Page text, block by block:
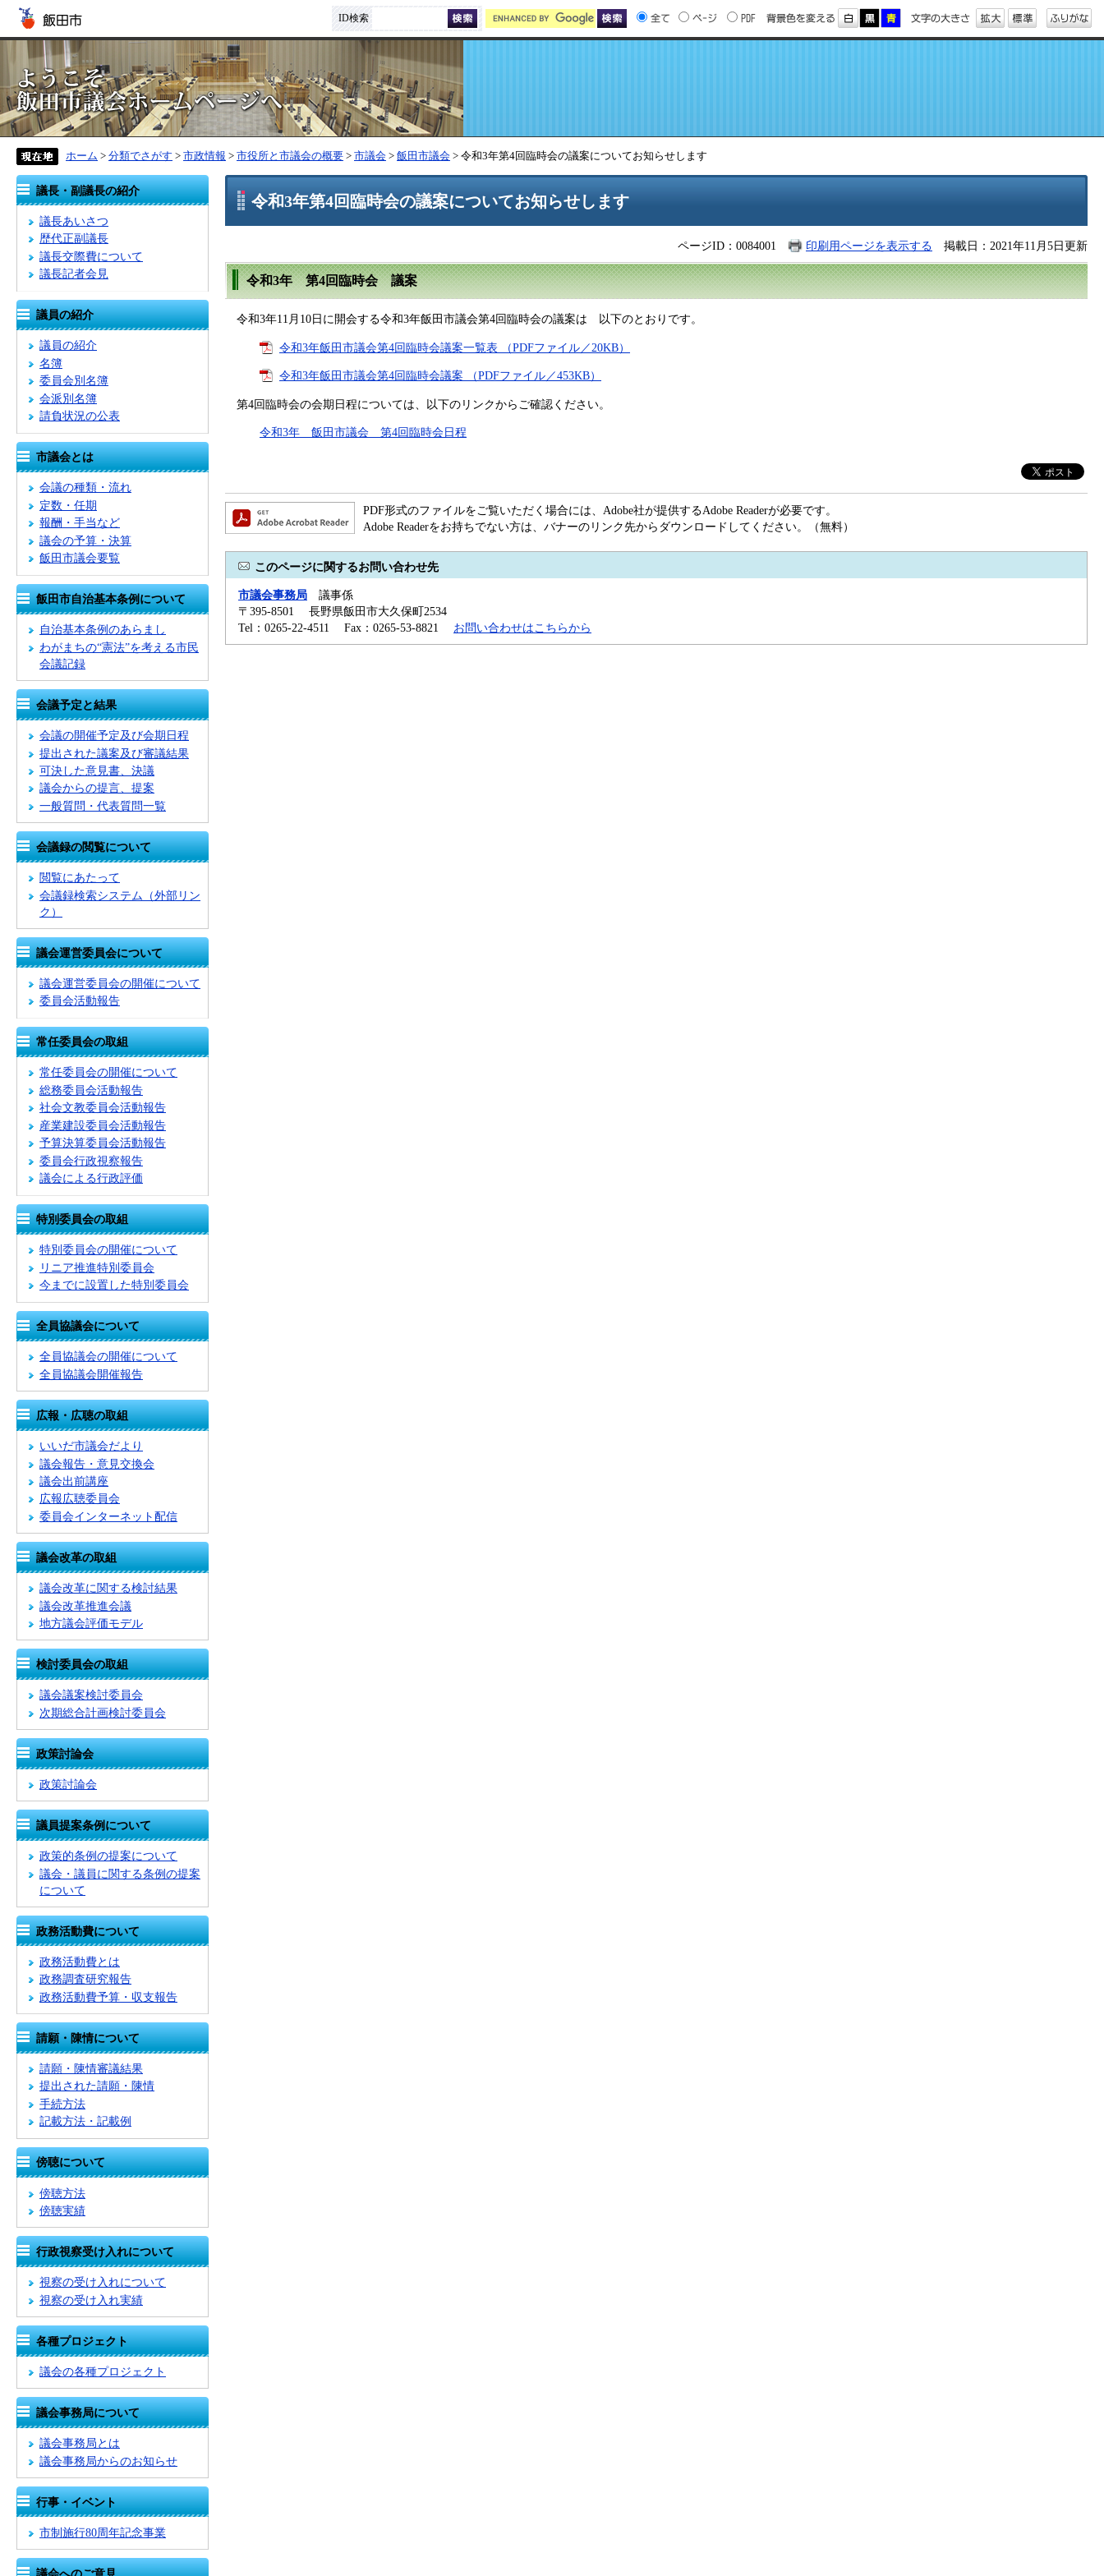
ID検索
ホーム > 分類でさがす > 市政情報 > 市役所と市議会の概要 > 市議会 > 飯田市議会 > 令和3年第4回臨時会の議案についてお知らせします
議長・副議長の紹介
議長あいさつ
歴代正副議長
議長交際費について
議長記者会見
議員の紹介
議員の紹介
名簿
委員会別名簿
会派別名簿
請負状況の公表
市議会とは
会議の種類・流れ
定数・任期
報酬・手当など
議会の予算・決算
飯田市議会要覧
飯田市自治基本条例について
自治基本条例のあらまし
わがまちの“憲法”を考える市民
会議記録
会議予定と結果
会議の開催予定及び会期日程
提出された議案及び審議結果
可決した意見書、決議
議会からの提言、提案
一般質問・代表質問一覧
会議録の閲覧について
閲覧にあたって
会議録検索システム （外部リン
ク）
議会運営委員会について
議会運営委員会の開催について
委員会活動報告
常任委員会の取組
常任委員会の開催について
総務委員会活動報告
社会文教委員会活動報告
産業建設委員会活動報告
予算決算委員会活動報告
委員会行政視察報告
議会による行政評価
特別委員会の取組
特別委員会の開催について
リニア推進特別委員会
今までに設置した特別委員会
全員協議会について
全員協議会の開催について
全員協議会開催報告
広報・広聴の取組
いいだ市議会だより
議会報告・意見交換会
議会出前講座
広報広聴委員会
委員会インターネット配信
議会改革の取組
議会改革に関する検討結果
議会改革推進会議
地方議会評価モデル
検討委員会の取組
議会議案検討委員会
次期総合計画検討委員会
政策討論会
政策討論会
議員提案条例について
政策的条例の提案について
議会・議員に関する条例の提案
について
政務活動費について
政務活動費とは
政務調査研究報告
政務活動費予算・収支報告
請願・陳情について
請願・陳情審議結果
提出された請願・陳情
手続方法
記載方法・記載例
傍聴について
傍聴方法
傍聴実績
行政視察受け入れについて
視察の受け入れについて
視察の受け入れ実績
各種プロジェクト
議会の各種プロジェクト
議会事務局について
議会事務局とは
議会事務局からのお知らせ
行事・イベント
市制施行80周年記念事業
令和3年第4回臨時会の議案についてお知らせします
ページID：0084001 印刷用ページを表示する 掲載日：2021年11月5日更新
令和3年 第4回臨時会 議案
令和3年11月10日に開会する令和3年飯田市議会第4回臨時会の議案は 以下のとおりです。
令和3年飯田市議会第4回臨時会議案一覧表 （PDFファイル／20KB）
令和3年飯田市議会第4回臨時会議案 （PDFファイル／453KB）
第4回臨時会の会期日程については、以下のリンクからご確認ください。
令和3年 飯田市議会 第4回臨時会日程
PDF形式のファイルをご覧いただく場合には、Adobe社が提供するAdobe Readerが必要です。
Adobe Readerをお持ちでない方は、バナーのリンク先からダウンロードしてください。（無料）
このページに関するお問い合わせ先
市議会事務局 議事係
〒395-8501 長野県飯田市大久保町2534
Tel：0265-22-4511 Fax：0265-53-8821 お問い合わせはこちらから